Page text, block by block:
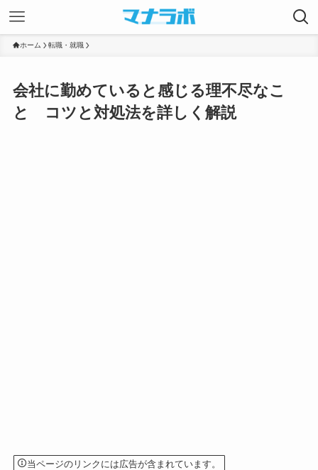
ホーム 転職・就職
会社に勤めていると感じる理不尽なこ
と コツと対処法を詳しく解説
当ページのリンクには広告が含まれています。